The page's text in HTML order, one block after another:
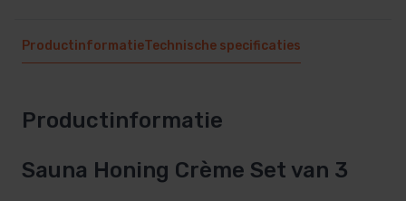
ProductinformatieTechnische specificaties
Productinformatie
Sauna Honing Crème Set van 3